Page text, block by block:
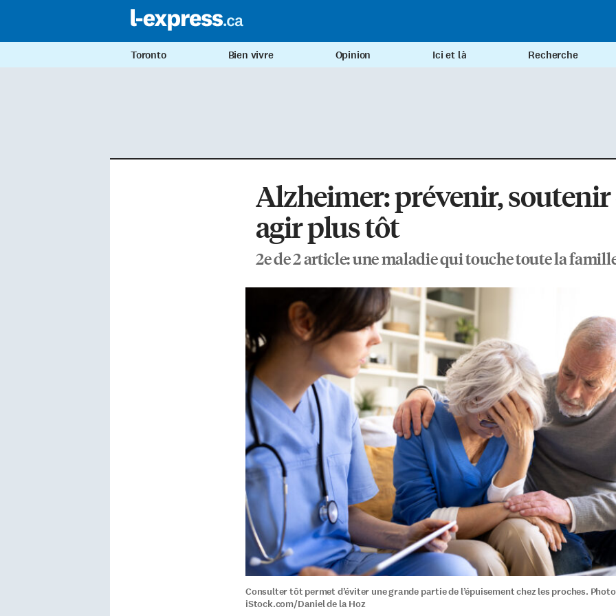
Toronto Bien vivre Opinion Ici et là Recherche
Alzheimer: prévenir, soutenir
agir plus tôt
2e de 2 article: une maladie qui touche toute la
Consulter tôt permet d’éviter une grande partie de l’épuisement chez les proches.
iStock.com/Daniel de la Hoz